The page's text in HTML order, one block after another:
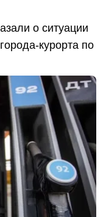
о ситуации
курорта по